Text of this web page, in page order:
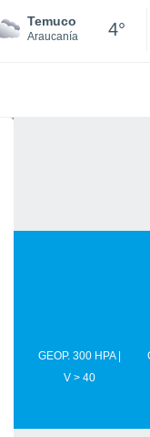
Temuco
Araucanía 4°
GEOP. 300 HPA |
V > 40